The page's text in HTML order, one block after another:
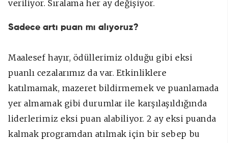
veriliyor. Sıralama her ay değişiyor.
Sadece artı puan mı alıyoruz?
Maalesef hayır, ödüllerimiz olduğu gibi eksi
puanlı cezalarımız da var. Etkinliklere
katılmamak, mazeret bildirmemek ve puanlamada
yer almamak gibi durumlar ile karşılaşıldığında
liderlerimiz eksi puan alabiliyor. 2 ay eksi puanda
kalmak programdan atılmak için bir sebep bu